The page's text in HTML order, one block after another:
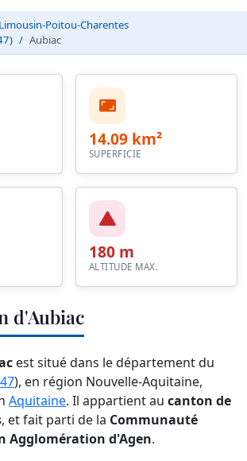
Poitou-Charentes
Aubiac
14.09 km²
SUPERFICIE
180 m
ALTITUDE MAX.
d'Aubiac
est situé dans le département du
47), en région Nouvelle-Aquitaine,
Aquitaine. Il appartient au canton de
, et fait parti de la Communauté
Agglomération d'Agen.